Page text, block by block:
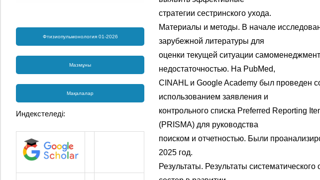
стратегии сестринского ухода.
Материалы и методы. В начале
зарубежной литературы для
оценки текущей ситуации
недостаточностью. На PubMed,
CINAHL и Google Academy был проведен
использованием заявления и
контрольного списка Preferred Reporting
(PRISMA) для руководства
поиском и отчетностью. Были
2025 год.
Результаты. Результаты
Фтизиопульмонология 01-2026
Мазмұны
Мақалалар
Индекстеледі: